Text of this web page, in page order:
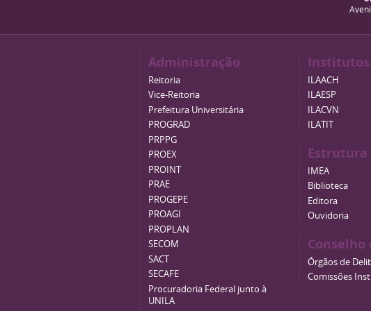
Administração
Reitoria
Vice-Reitoria
Prefeitura Universitária
PROGRAD
PRPPG
PROEX
PROINT
PRAE
PROGEPE
PROAGI
PROPLAN
SECOM
SACT
SECAFE
Procuradoria Federal junto à
UNILA
Institutos
ILAACH
ILAESP
ILACVN
ILATIT
Estrutura
IMEA
Biblioteca
Editora
Ouvidoria
Conselho
Órgãos de
Comissões